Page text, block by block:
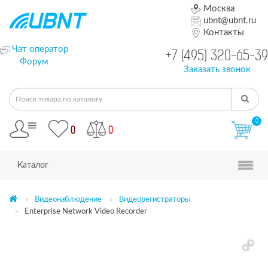
Москва
ubnt@ubnt.ru
Контакты
Чат оператор
Форум
+7 (495) 320-65-39
Заказать звонок
0 0
0
Каталог
Видеонаблюдение
Видеорегистраторы
Enterprise Network Video Recorder